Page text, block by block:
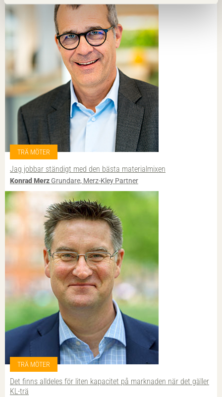
TRÄ MÖTER
Jag jobbar ständigt med den bästa materialmixen
Konrad MerzGrundare, Merz-Kley Partner
TRÄ MÖTER
Det finns alldeles för liten kapacitet på marknaden när det gäller
KL-trä